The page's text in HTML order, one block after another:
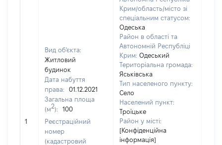
1
Вид об'єкта:
Житловий
будинок
Дата набуття
права:
01.12.2021
Загальна площа
(м2):
100
Реєстраційний
номер
(кадастровий
Крим/область/місто зі
спеціальним статусом:
Одеська
Район в області та
Автономній Республіці
Крим: Одеський
Територіальна громада:
Яськівська
Тип населеного пункту:
Село
Населений пункт:
Троїцьке
Район у місті:
[Конфіденційна
інформація]